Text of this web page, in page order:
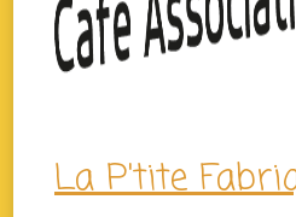
La P'tite